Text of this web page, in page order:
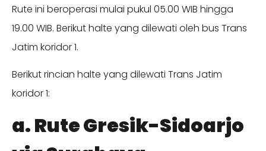
Rute ini beroperasi mulai pukul 05.00 WIB hingga
19.00 WIB. Berikut halte yang dilewati oleh bus Trans
Jatim koridor 1.
Berikut rincian halte yang dilewati Trans Jatim
koridor 1:
a. Rute Gresik-Sidoarjo